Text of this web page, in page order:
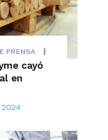
PRENSA
cayó
en